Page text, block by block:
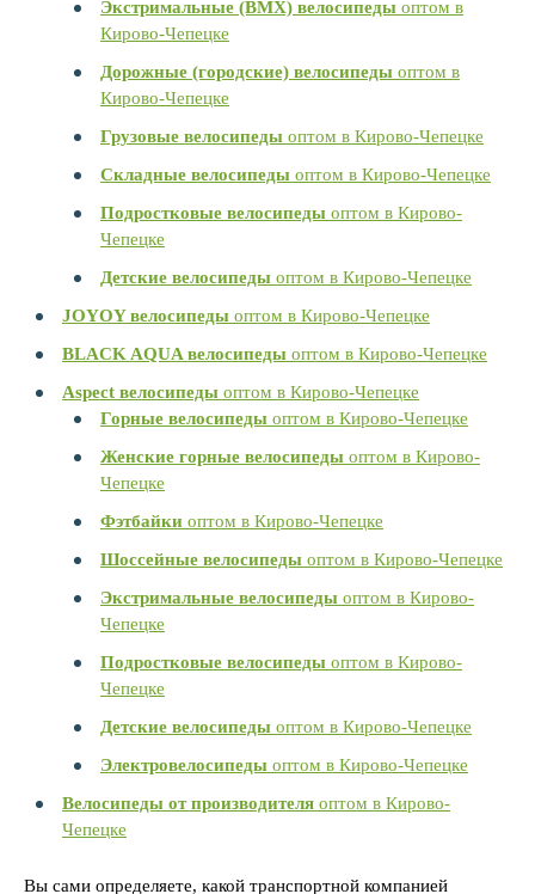
Экстримальные (BMX) велосипеды оптом в
Кирово-Чепецке
Дорожные (городские) велосипеды оптом в
Кирово-Чепецке
Грузовые велосипеды оптом в Кирово-Чепецке
Складные велосипеды оптом в Кирово-Чепецке
Подростковые велосипеды оптом в Кирово-
Чепецке
Детские велосипеды оптом в Кирово-Чепецке
JOYOY велосипеды оптом в Кирово-Чепецке
BLACK AQUA велосипеды оптом в Кирово-Чепецке
Aspect велосипеды оптом в Кирово-Чепецке
Горные велосипеды оптом в Кирово-Чепецке
Женские горные велосипеды оптом в Кирово-
Чепецке
Фэтбайки оптом в Кирово-Чепецке
Шоссейные велосипеды оптом в Кирово-Чепецке
Экстримальные велосипеды оптом в Кирово-
Чепецке
Подростковые велосипеды оптом в Кирово-
Чепецке
Детские велосипеды оптом в Кирово-Чепецке
Электровелосипеды оптом в Кирово-Чепецке
Велосипеды от производителя оптом в Кирово-
Чепецке
Вы сами определяете, какой транспортной компанией